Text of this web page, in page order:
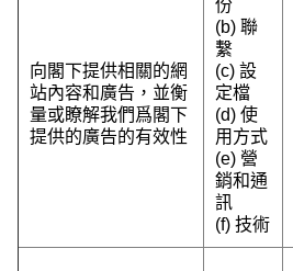
向閣下提供相關的網
站內容和廣告，並衡
量或瞭解我們爲閣下
提供的廣告的有效性
份
(b) 聯
繫
(c) 設
定檔
(d) 使
用方式
(e) 營
銷和通
訊
(f) 技術